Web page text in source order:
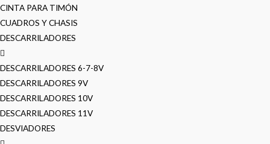
CINTA PARA TIMÓN
CUADROS Y CHASIS
DESCARRILADORES
DESCARRILADORES 6-7-8V
DESCARRILADORES 9V
DESCARRILADORES 10V
DESCARRILADORES 11V
DESVIADORES